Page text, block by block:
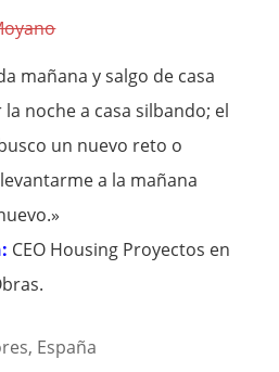
mañana y salgo de casa
noche a casa silbando; el
un nuevo reto o
a la mañana
CEO Housing Proyectos en
España